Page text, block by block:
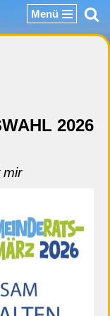
Menü
2026
mir